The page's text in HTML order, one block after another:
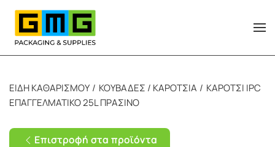
Skip to main content
ΕΙΔΗ ΚΑΘΑΡΙΣΜΟΥ ΚΟΥΒΑΔΕΣ / ΚΑΡΟΤΣΙΑ
ΚΑΡΟΤΣΙ IPC
ΕΠΑΓΓΕΛΜΑΤΙΚΟ 25L ΠΡΑΣΙΝΟ
Επιστροφή στα προϊόντα